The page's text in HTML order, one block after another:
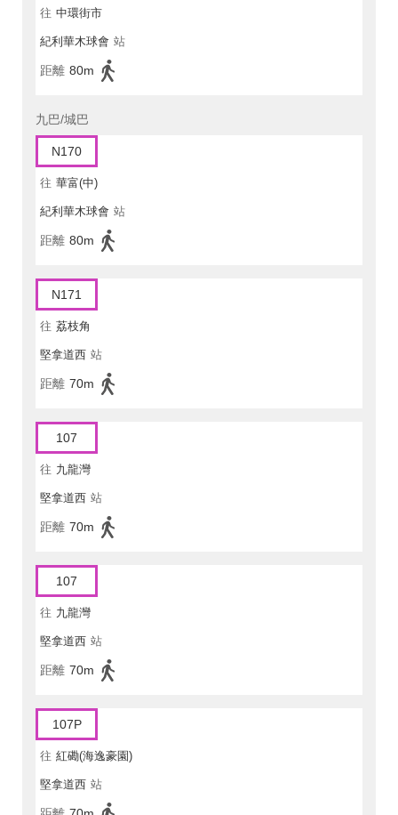
往 中環街市
紀利華木球會 站
距離 80m
九巴/城巴
N170
往 華富(中)
紀利華木球會 站
距離 80m
N171
往 荔枝角
堅拿道西 站
距離 70m
107
往 九龍灣
堅拿道西 站
距離 70m
107
往 九龍灣
堅拿道西 站
距離 70m
107P
往 紅磡(海逸豪園)
堅拿道西 站